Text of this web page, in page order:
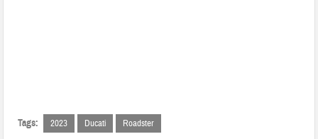
Tags: 2023 Ducati Roadster